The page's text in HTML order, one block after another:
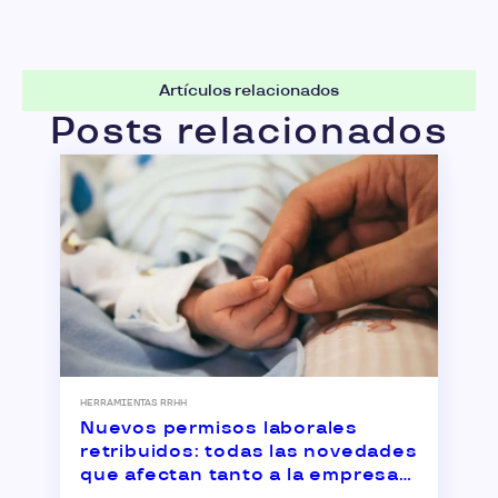
Artículos relacionados
Posts relacionados
HERRAMIENTAS RRHH
Nuevos permisos laborales
retribuidos: todas las novedades
que afectan tanto a la empresa